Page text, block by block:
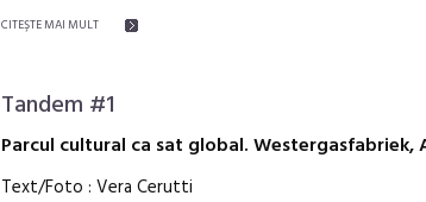
CITEŞTE MAI MULT
Tandem #1
Parcul cultural ca sat global. Westergasfabriek,
Text/Foto : Vera Cerutti